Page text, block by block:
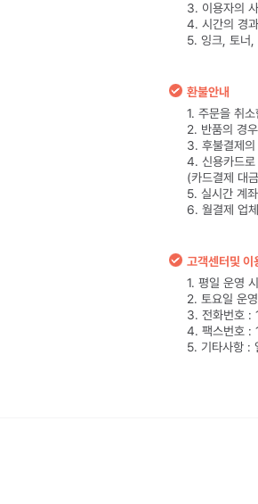
3. 이용자의
4. 시간의 경
5. 잉크, 토너,
환불안내
1. 주문을 취
2. 반품의 경
3. 후불결제
4. 신용카드로
(카드결제 대
5. 실시간 계
6. 월결제 업
고객센터및 이
1. 평일 운영
2. 토요일 운
3. 전화번호
4. 팩스번호
5. 기타사항 :